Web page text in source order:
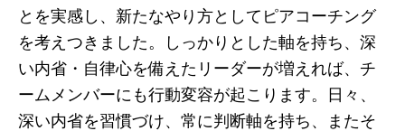
とを実感し、新たなやり方としてピアコーチング
を考えつきました。しっかりとした軸を持ち、深
い内省・自律心を備えたリーダーが増えれば、チ
ームメンバーにも行動変容が起こります。日々、
深い内省を習慣づけ、常に判断軸を持ち、またそ